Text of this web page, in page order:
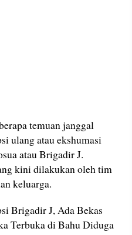
temuan janggal
ulang atau ekshumasi
atau Brigadir J.
kini dilakukan oleh tim
keluarga.
Brigadir J, Ada Bekas
Terbuka di Bahu Diduga